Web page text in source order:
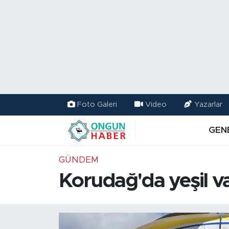
Foto Galeri Video Yazarlar
GÜNDEM
Korudağ'da yeşil
Trafik Durumu
TFF 2.Lig Kırmızı Grup Puan Durumu ve Fikstür